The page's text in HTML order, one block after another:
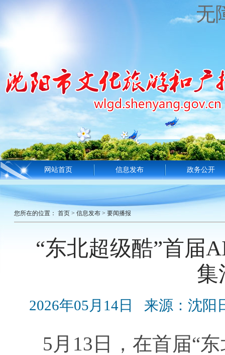
无
网站首页 信息发布 政务公开
您所在的位置： 首页 > 信息发布 > 要闻播报
“东北超级酷”首届
集
2026年05月14日 来源：沈阳
5月13日，在首届“